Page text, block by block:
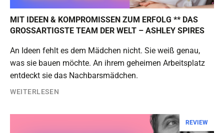
MIT IDEEN & KOMPROMISSEN ZUM ERFOLG ** DAS
GROSSARTIGSTE TEAM DER WELT – ASHLEY SPIRES
An Ideen fehlt es dem Mädchen nicht. Sie weiß genau,
was sie bauen möchte. An ihrem geheimen Arbeitsplatz
entdeckt sie das Nachbarsmädchen.
WEITERLESEN
REVIEW